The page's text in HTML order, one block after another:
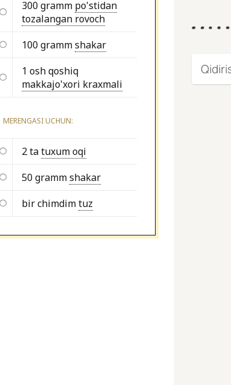
300 gramm po'stidan
tozalangan rovoch
100 grammshakar
1 osh qoshiq
makkajo'xori kraxmali
MERENGASI UCHUN:
2 tatuxum oqi
50 grammshakar
bir chimdimtuz